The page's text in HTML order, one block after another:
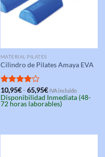
MATERIAL PILATES
Cilindro de Pilates Amaya EVA
Valorado
con4.00
de 5
10,95€ - 65,95€Rango
de
precios:
desde
IVA incluido
Disponibilidad Inmediata (48-
72 horas laborables)